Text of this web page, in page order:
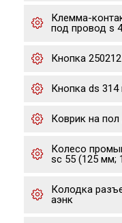
Клемма-
под провод s
Кнопка
Кнопка ds 314
Коврик на
Колесо
sc 55 (125 мм;
Колодка
аэнк